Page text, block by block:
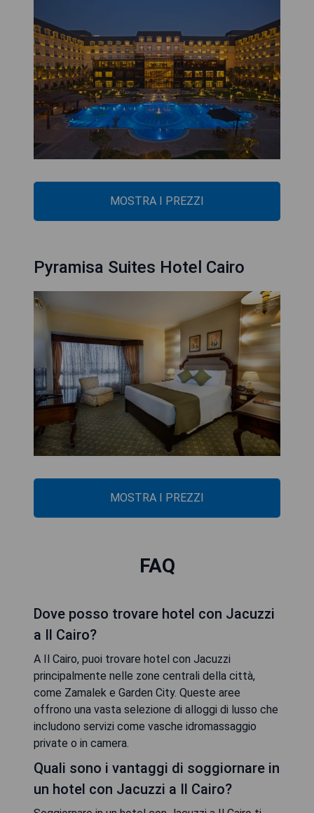
MOSTRA I PREZZI
Pyramisa Suites Hotel Cairo
MOSTRA I PREZZI
FAQ
Dove posso trovare hotel con Jacuzzi
a Il Cairo?
A Il Cairo, puoi trovare hotel con Jacuzzi
principalmente nelle zone centrali della città,
come Zamalek e Garden City. Queste aree
offrono una vasta selezione di alloggi di lusso che
includono servizi come vasche idromassaggio
private o in camera.
Quali sono i vantaggi di soggiornare in
un hotel con Jacuzzi a Il Cairo?